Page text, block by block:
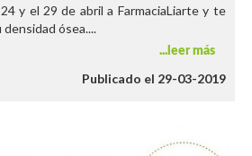
y el 29 de abril a FarmaciaLiarte y te
ósea....
leer más
Publicado el 29-03-2019